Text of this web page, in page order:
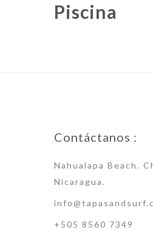
Piscina
Contáctanos :
Nahualapa Beach.
Nicaragua.
+505 8560 7349